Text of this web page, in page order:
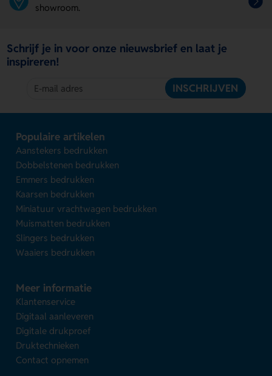
showroom.
Schrijf je in voor onze nieuwsbrief en laat je
inspireren!
INSCHRIJVEN
Populaire artikelen
Aanstekers bedrukken
Dobbelstenen bedrukken
Emmers bedrukken
Kaarsen bedrukken
Miniatuur vrachtwagen bedrukken
Muismatten bedrukken
Slingers bedrukken
Waaiers bedrukken
Meer informatie
Klantenservice
Digitaal aanleveren
Digitale drukproef
Druktechnieken
Contact opnemen